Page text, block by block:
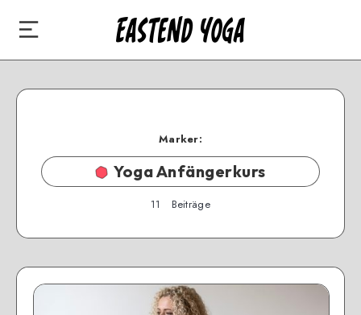
Marker:
Yoga Anfängerkurs
11 Beiträge